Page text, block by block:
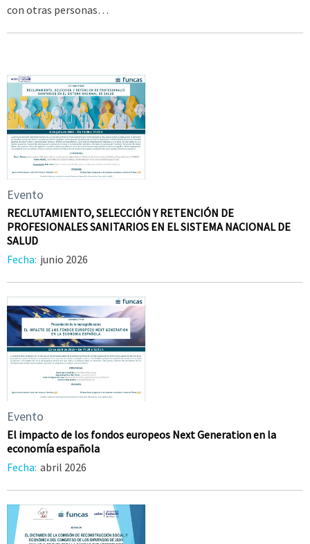
con otras personas…
Evento
RECLUTAMIENTO, SELECCIÓN Y RETENCIÓN DE
PROFESIONALES SANITARIOS EN EL SISTEMA NACIONAL DE
SALUD
Fecha: junio 2026
Evento
El impacto de los fondos europeos Next Generation en la
economía española
Fecha: abril 2026